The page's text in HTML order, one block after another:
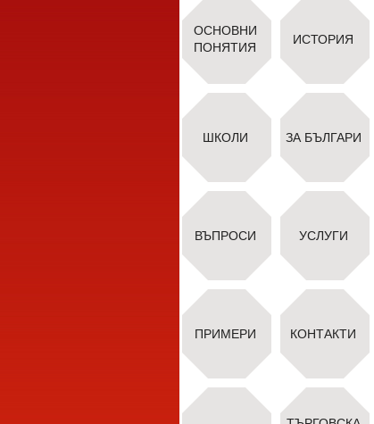
ОСНОВНИ
ПОНЯТИЯ
ИСТОРИЯ
ШКОЛИ ЗА БЪЛГАРИ
ВЪПРОСИ УСЛУГИ
ПРИМЕРИ КОНТАКТИ